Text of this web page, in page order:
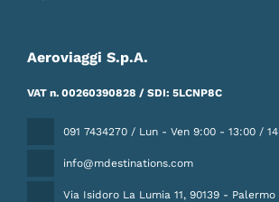
Aeroviaggi S.p.A.
VAT n. 00260390828 / SDI: 5LCNP8C
091 7434270 / Lun - Ven 9:00 - 13:00 /
info@mdestinations.com
Via Isidoro La Lumia 11, 90139 - Palermo